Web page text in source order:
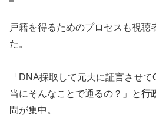
戸籍を得るためのプロセスも視聴
た。
「DNA採取して元夫に証言させ
当にそんなことで通るの？」と行
問が集中。